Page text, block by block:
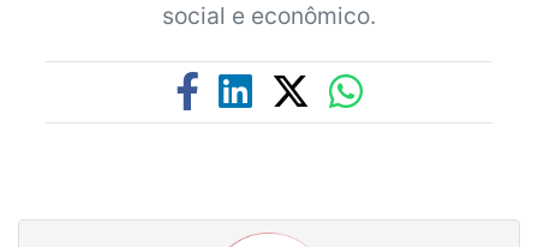
social e econômico.